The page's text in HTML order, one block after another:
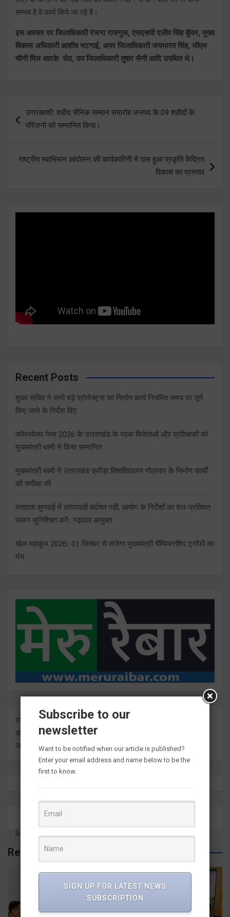
सम्भव है वे कार्य किये जा रहे है।
इस अवसर पर जिलाधिकारी रंजना राजगुरू, एसएसपी दलीप सिंह कुॅवर, मुख्य
विकास अधिकारी आशीष भटगाई, अपर जिलाधिकारी जयभारत सिंह, जीएम
चीनी मिल आरके सेठ, उप जिलाधिकारी तुषार सैनी आदि उपथित थे।
navigation
उत्तरकाशी: शहीद सैनिक सम्मान समारोह जनपद के 09 शहीदों के
परिजनो को सम्मानित किया।
राष्ट्रीय स्वाभिमान आंदोलन की कार्यकारिणी में पास हुआ प्रकृति केंद्रित
विकास का प्रस्ताव
Recent Posts
मुख्य सचिव ने सभी बड़े प्रोजेक्ट्स का निर्माण कार्य नियमित समय पर पूर्ण
किए जाने के निर्देश दिए
कॉमनवेल्थ गेम्स 2026 के उत्तराखंड के पदक विजेताओं और प्रशिक्षकों को
मुख्यमंत्री धामी ने किया सम्मानित
मुख्यमंत्री धामी ने उत्तराखंड क्रीड़ा विश्वविद्यालय गौलापार के निर्माण कार्यों
की समीक्षा की
मतदाता सुनवाई में लापरवाही बर्दाश्त नहीं, आयोग के निर्देशों का शत-प्रतिशत
पालन सुनिश्चित करेंः गढ़वाल आयुक्त
खेल महाकुंभ 2026ः 01 सितंबर से सजेगा मुख्यमंत्री चैंम्पियनशिप ट्रॉफी का
मंच
राष्ट्र दुनिया के बारे में प्रत्येक बड़ी ताजा अंतर्दृष्टि को ताज़ा करता है। हम
आपको इसे सीधे मीडिया आउटलेट्स से ज्ञात कराते हुए सबसे हालिया
जानकारी देते हैं।
Related Posts
Subscribe to our
newsletter
Want to be notified when our article is published?
Enter your email address and name below to be the
first to know.
SIGN UP FOR LATEST NEWS
SUBSCRIPTION